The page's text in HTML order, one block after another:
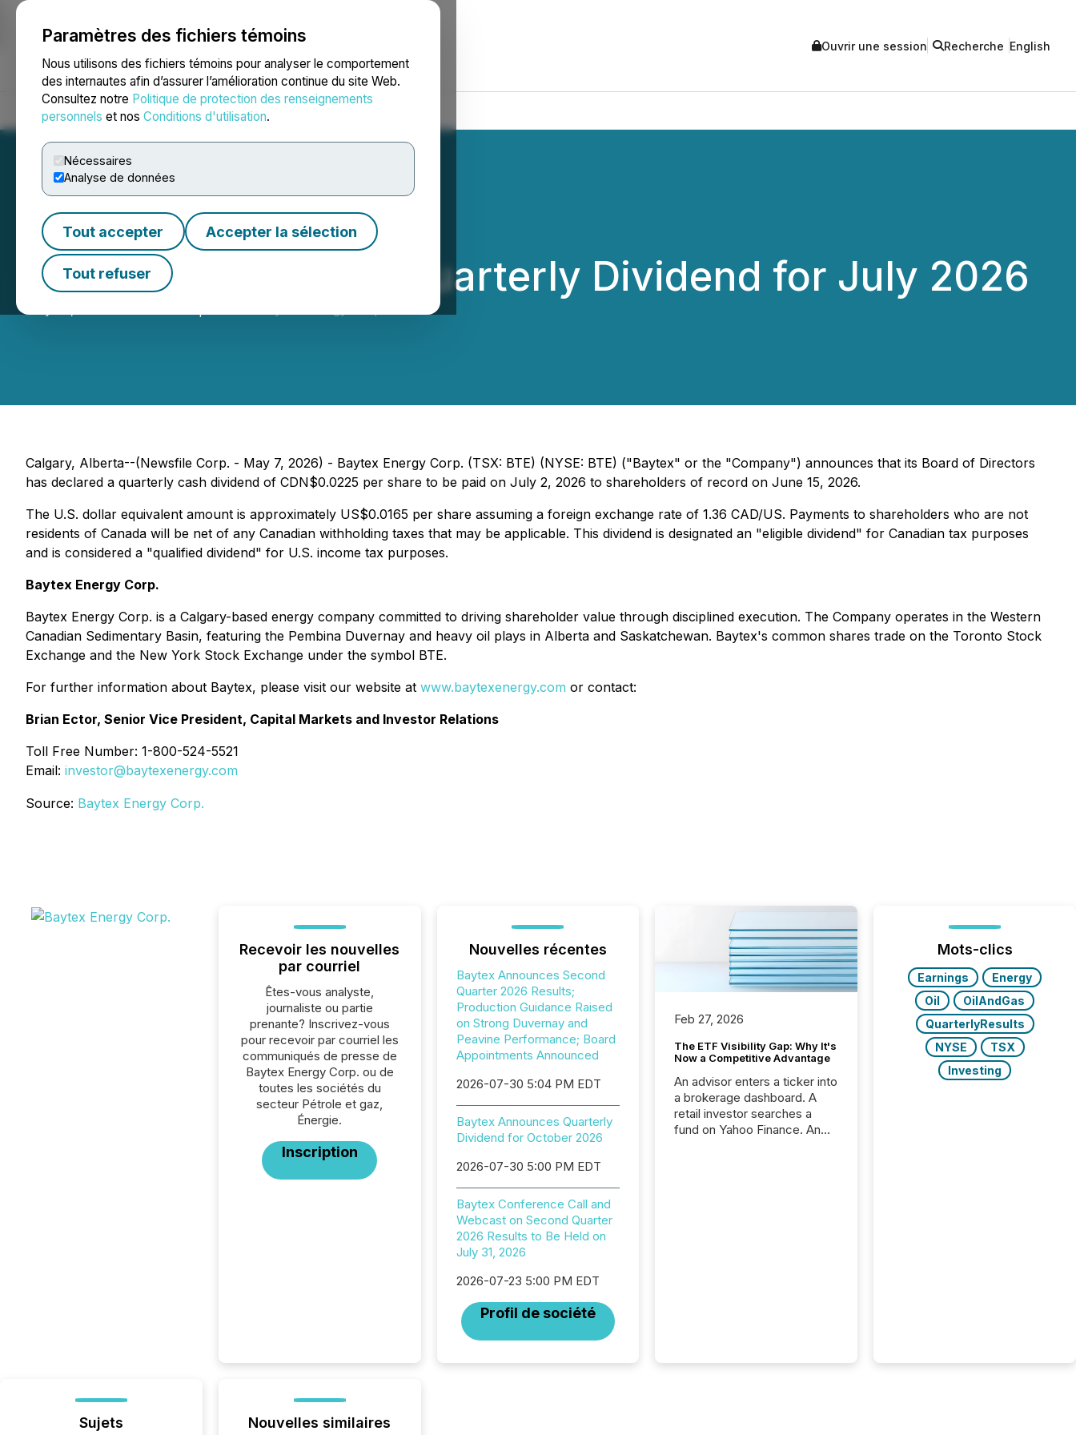
Paramètres des fichiers témoins
Nous utilisons des fichiers témoins pour analyser le comportement
des internautes afin d’assurer l’amélioration continue du site Web.
Consultez notre Politique de protection des renseignements
personnels et nos Conditions d'utilisation.
Nécessaires
Analyse de données
Tout accepter Accepter la sélection
Tout refuser
NEWSFILE Ouvrir une session Recherche English
Accueil À propos Services Salle de presse Blogue
Baytex Announces Quarterly Dividend for July 2026
Calgary, Alberta--(Newsfile Corp. - May 7, 2026) - Baytex Energy Corp. (TSX: BTE) (NYSE: BTE) ("Baytex" or the "Company") announces that its Board of Directors
has declared a quarterly cash dividend of CDN$0.0225 per share to be paid on July 2, 2026 to shareholders of record on June 15, 2026.
The U.S. dollar equivalent amount is approximately US$0.0165 per share assuming a foreign exchange rate of 1.36 CAD/US. Payments to shareholders who are not
residents of Canada will be net of any Canadian withholding taxes that may be applicable. This dividend is designated an "eligible dividend" for Canadian tax purposes
and is considered a "qualified dividend" for U.S. income tax purposes.
Baytex Energy Corp.
Baytex Energy Corp. is a Calgary-based energy company committed to driving shareholder value through disciplined execution. The Company operates in the Western
Canadian Sedimentary Basin, featuring the Pembina Duvernay and heavy oil plays in Alberta and Saskatchewan. Baytex's common shares trade on the Toronto Stock
Exchange and the New York Stock Exchange under the symbol BTE.
For further information about Baytex, please visit our website at www.baytexenergy.com or contact:
Brian Ector, Senior Vice President, Capital Markets and Investor Relations
Toll Free Number: 1-800-524-5521
Email: investor@baytexenergy.com
Source: Baytex Energy Corp.
Recevoir les nouvelles
par courriel
Êtes-vous analyste,
journaliste ou partie
prenante? Inscrivez-vous
pour recevoir par courriel les
communiqués de presse de
Baytex Energy Corp. ou de
toutes les sociétés du
secteur Pétrole et gaz,
Énergie.
Inscription
Nouvelles récentes
Baytex Announces Second
Quarter 2026 Results;
Production Guidance Raised
on Strong Duvernay and
Peavine Performance; Board
Appointments Announced
2026-07-30 5:04 PM EDT
Baytex Announces Quarterly
Dividend for October 2026
2026-07-30 5:00 PM EDT
Baytex Conference Call and
Webcast on Second Quarter
2026 Results to Be Held on
July 31, 2026
2026-07-23 5:00 PM EDT
Profil de société
Feb 27, 2026
The ETF Visibility Gap: Why It's
Now a Competitive Advantage
An advisor enters a ticker into
a brokerage dashboard. A
retail investor searches a
fund on Yahoo Finance. An
Mots-clics
Earnings
Energy
Oil
OilAndGas
QuarterlyResults
NYSE
TSX
Investing
Sujets Nouvelles similaires